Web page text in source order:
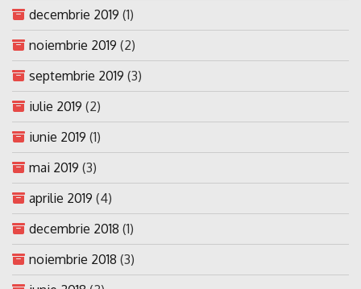
decembrie 2019 (1)
noiembrie 2019 (2)
septembrie 2019 (3)
iulie 2019 (2)
iunie 2019 (1)
mai 2019 (3)
aprilie 2019 (4)
decembrie 2018 (1)
noiembrie 2018 (3)